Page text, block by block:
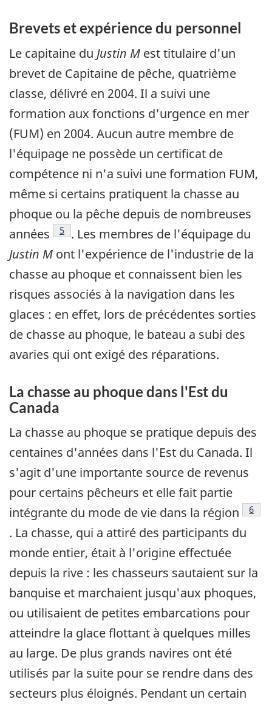
Brevets et expérience du personnel
Le capitaine du Justin M est titulaire d'un
brevet de Capitaine de pêche, quatrième
classe, délivré en 2004. Il a suivi une
formation aux fonctions d'urgence en mer
(FUM) en 2004. Aucun autre membre de
l'équipage ne possède un certificat de
compétence ni n'a suivi une formation FUM,
même si certains pratiquent la chasse au
phoque ou la pêche depuis de nombreuses
années
Note de bas de page
5 . Les membres de l'équipage du
Justin M ont l'expérience de l'industrie de la
chasse au phoque et connaissent bien les
risques associés à la navigation dans les
glaces : en effet, lors de précédentes sorties
de chasse au phoque, le bateau a subi des
avaries qui ont exigé des réparations.
La chasse au phoque dans l'Est du
Canada
La chasse au phoque se pratique depuis des
centaines d'années dans l'Est du Canada. Il
s'agit d'une importante source de revenus
pour certains pêcheurs et elle fait partie
intégrante du mode de vie dans la région
Note
6
. La chasse, qui a attiré des participants du
monde entier, était à l'origine effectuée
depuis la rive : les chasseurs sautaient sur la
banquise et marchaient jusqu'aux phoques,
ou utilisaient de petites embarcations pour
atteindre la glace flottant à quelques milles
au large. De plus grands navires ont été
utilisés par la suite pour se rendre dans des
secteurs plus éloignés. Pendant un certain